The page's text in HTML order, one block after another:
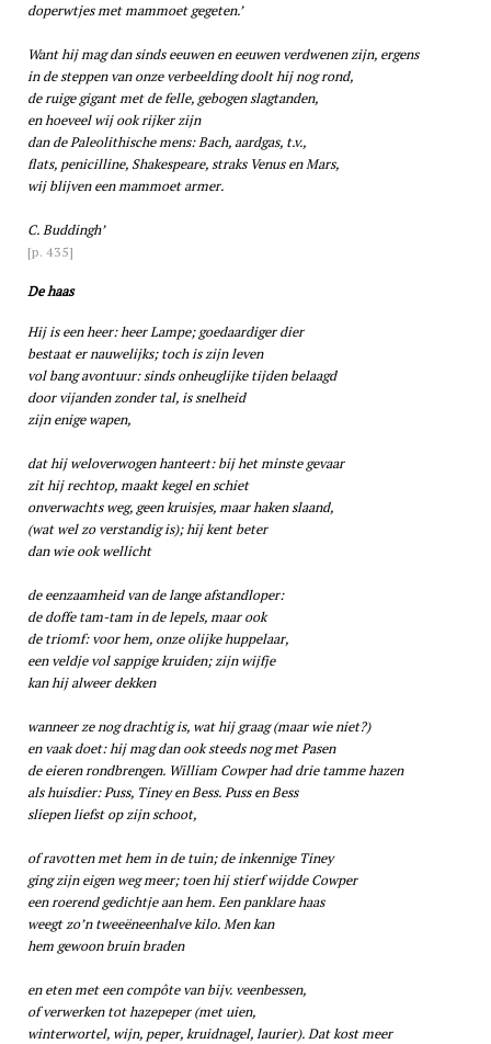
doperwtjes met mammoet gegeten.’
Want hij mag dan sinds eeuwen en eeuwen verdwenen zijn, ergens
in de steppen van onze verbeelding doolt hij nog rond,
de ruige gigant met de felle, gebogen slagtanden,
en hoeveel wij ook rijker zijn
dan de Paleolithische mens: Bach, aardgas, t.v.,
flats, penicilline, Shakespeare, straks Venus en Mars,
wij blijven een mammoet armer.
C. Buddingh’
[p. 435]
De haas
Hij is een heer: heer Lampe; goedaardiger dier
bestaat er nauwelijks; toch is zijn leven
vol bang avontuur: sinds onheuglijke tijden belaagd
door vijanden zonder tal, is snelheid
zijn enige wapen,
dat hij weloverwogen hanteert: bij het minste gevaar
zit hij rechtop, maakt kegel en schiet
onverwachts weg, geen kruisjes, maar haken slaand,
(wat wel zo verstandig is); hij kent beter
dan wie ook wellicht
de eenzaamheid van de lange afstandloper:
de doffe tam-tam in de lepels, maar ook
de triomf: voor hem, onze olijke huppelaar,
een veldje vol sappige kruiden; zijn wijfje
kan hij alweer dekken
wanneer ze nog drachtig is, wat hij graag (maar wie niet?)
en vaak doet: hij mag dan ook steeds nog met Pasen
de eieren rondbrengen. William Cowper had drie tamme hazen
als huisdier: Puss, Tiney en Bess. Puss en Bess
sliepen liefst op zijn schoot,
of ravotten met hem in de tuin; de inkennige Tiney
ging zijn eigen weg meer; toen hij stierf wijdde Cowper
een roerend gedichtje aan hem. Een panklare haas
weegt zo’n tweeëneenhalve kilo. Men kan
hem gewoon bruin braden
en eten met een compôte van bijv. veenbessen,
of verwerken tot hazepeper (met uien,
winterwortel, wijn, peper, kruidnagel, laurier). Dat kost meer